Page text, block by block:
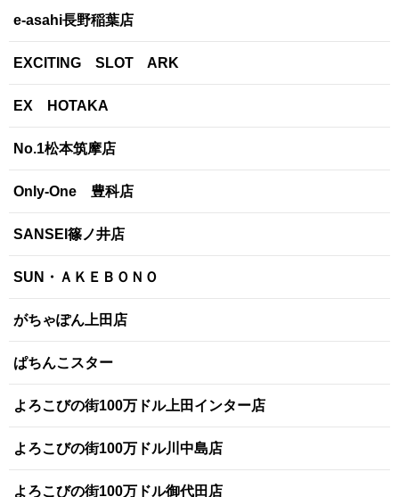
e-asahi長野稲葉店
EXCITING SLOT ARK
EX HOTAKA
No.1松本筑摩店
Only-One 豊科店
SANSEI篠ノ井店
SUN・ＡＫＥＢＯＮＯ
がちゃぽん上田店
ぱちんこスター
よろこびの街100万ドル上田インター店
よろこびの街100万ドル川中島店
よろこびの街100万ドル御代田店